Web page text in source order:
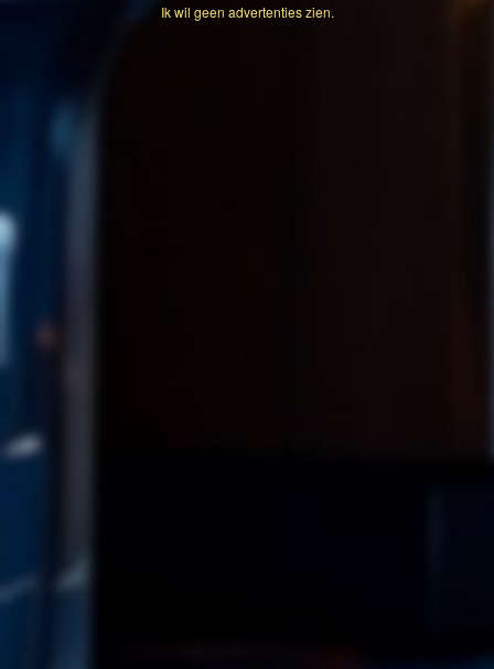
Ik wil geen advertenties zien.